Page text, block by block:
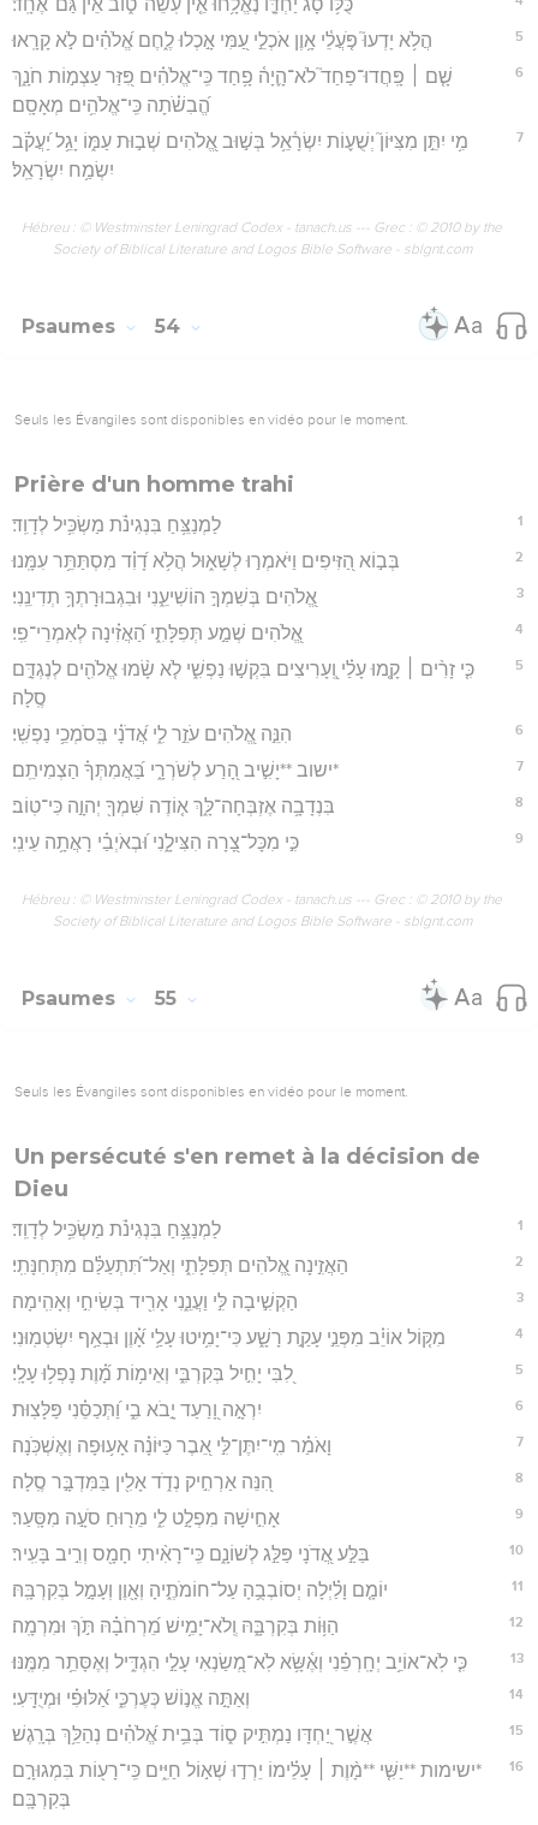
כֻּלּ֥וֹ סָג֮ יַחְדָּ֪ו נֶ֫אֱלָ֥חוּ אֵ֤ין עֹֽשֵׂה־ט֑וֹב אֵ֝֗ין גַּם־אֶחָֽד׃
5 הֲלֹ֥א יָדְעוּ֮ פֹּ֤עֲלֵ֫י אָ֥וֶן אֹכְלֵ֣י עַ֭מִּי אָ֣כְלוּ לֶ֑חֶם אֱ֝לֹהִ֗ים לֹ֣א קָרָֽאוּ׃
6
שָׁ֤ם ׀ פָּֽחֲדוּ־פַחַד֮ לֹא־הָ֪יָה֫ פָ֥חַד כִּֽי־אֱלֹהִ֗ים פִּ֭זַּר עַצְמ֣וֹת חֹנָ֑ךְ
הֱ֝בִשֹׁ֗תָה כִּֽי־אֱלֹהִ֥ים מְאָסָֽם׃
7
מִ֥י יִתֵּ֣ן מִצִּיּוֹן֮ יְשֻׁע֪וֹת יִשְׂרָ֫אֵ֥ל בְּשׁ֣וּב אֱ֭לֹהִים שְׁב֣וּת עַמּ֑וֹ יָגֵ֥ל יַ֝עֲקֹ֗ב
יִשְׂמַ֥ח יִשְׂרָאֵֽל׃
Hébreu : © Westminster Leningrad Codex - tanach.us --- Grec : © 2010 by the
Society of Biblical Literature and Logos Bible Software - sblgnt.com
Psaumes 54
Seuls les Évangiles sont disponibles en vidéo pour le moment.
Prière d'un homme trahi
1 לַמְנַצֵּ֥חַ בִּנְגִינֹ֗ת מַשְׂכִּ֥יל לְדָוִֽד׃
2 בְּב֣וֹא הַ֭זִּיפִים וַיֹּאמְר֣וּ לְשָׁא֑וּל הֲלֹ֥א דָ֝וִ֗ד מִסְתַּתֵּ֥ר עִמָּֽנוּ׃
3 אֱ֭לֹהִים בְּשִׁמְךָ֣ הוֹשִׁיעֵ֑נִי וּבִגְבוּרָתְךָ֥ תְדִינֵֽנִי׃
4 אֱ֭לֹהִים שְׁמַ֣ע תְּפִלָּתִ֑י הַ֝אֲזִ֗ינָה לְאִמְרֵי־פִֽי׃
5
כִּ֤י זָרִ֨ים ׀ קָ֤מוּ עָלַ֗י וְֽ֭עָרִיצִים בִּקְשׁ֣וּ נַפְשִׁ֑י לֹ֤א שָׂ֨מוּ אֱלֹהִ֖ים לְנֶגְדָּ֣ם
סֶֽלָה׃
6 הִנֵּ֣ה אֱ֭לֹהִים עֹזֵ֣ר לִ֑י אֲ֝דֹנָ֗י בְּֽסֹמְכֵ֥י נַפְשִֽׁי׃
7 *ישוב **יָשִׁ֣יב הָ֭רַע לְשֹׁרְרָ֑י בַּ֝אֲמִתְּךָ֗ הַצְמִיתֵֽם׃
8 בִּנְדָבָ֥ה אֶזְבְּחָה־לָּ֑ךְ א֤וֹדֶה שִּׁמְךָ֖ יְהוָ֣ה כִּי־טֽוֹב׃
9 כִּ֣י מִכָּל־צָ֭רָה הִצִּילָ֑נִי וּ֝בְאֹיְבַ֗י רָאֲתָ֥ה עֵינִֽי׃
Hébreu : © Westminster Leningrad Codex - tanach.us --- Grec : © 2010 by the
Society of Biblical Literature and Logos Bible Software - sblgnt.com
Psaumes 55
Seuls les Évangiles sont disponibles en vidéo pour le moment.
Un persécuté s'en remet à la décision de
Dieu
1 לַמְנַצֵּ֥חַ בִּנְגִינֹ֗ת מַשְׂכִּ֥יל לְדָוִֽד׃
2 הַאֲזִ֣ינָה אֱ֭לֹהִים תְּפִלָּתִ֑י וְאַל־תִּ֝תְעַלַּ֗ם מִתְּחִנָּתִֽי׃
3 הַקְשִׁ֣יבָה לִּ֣י וַעֲנֵ֑נִי אָרִ֖יד בְּשִׂיחִ֣י וְאָהִֽימָה׃
4 מִקּ֤וֹל אוֹיֵ֗ב מִפְּנֵ֣י עָקַ֣ת רָשָׁ֑ע כִּי־יָמִ֥יטוּ עָלַ֥י אָ֝֗וֶן וּבְאַ֥ף יִשְׂטְמֽוּנִי׃
5 לִ֭בִּי יָחִ֣יל בְּקִרְבִּ֑י וְאֵימ֥וֹת מָ֝֗וֶת נָפְל֥וּ עָלָֽי׃
6 יִרְאָ֣ה וָ֭רַעַד יָ֣בֹא בִ֑י וַ֝תְּכַסֵּ֗נִי פַּלָּצֽוּת׃
7 וָאֹמַ֗ר מִֽי־יִתֶּן־לִּ֣י אֵ֭בֶר כַּיּוֹנָ֗ה אָע֥וּפָה וְאֶשְׁכֹּֽנָה׃
8 הִ֭נֵּה אַרְחִ֣יק נְדֹ֑ד אָלִ֖ין בַּמִּדְבָּ֣ר סֶֽלָה׃
9 אָחִ֣ישָׁה מִפְלָ֣ט לִ֑י מֵר֖וּחַ סֹעָ֣ה מִסָּֽעַר׃
10 בַּלַּ֣ע אֲ֭דֹנָי פַּלַּ֣ג לְשׁוֹנָ֑ם כִּֽי־רָאִ֨יתִי חָמָ֖ס וְרִ֣יב בָּעִֽיר׃
11 יוֹמָ֤ם וָלַ֗יְלָה יְסוֹבְבֻ֥הָ עַל־חוֹמֹתֶ֑יהָ וְאָ֖וֶן וְעָמָ֣ל בְּקִרְבָּֽהּ׃
12 הַוּ֥וֹת בְּקִרְבָּ֑הּ וְֽלֹא־יָמִ֥ישׁ מֵ֝רְחֹבָ֗הּ תֹּ֣ךְ וּמִרְמָֽה׃
13 כִּ֤י לֹֽא־אוֹיֵ֥ב יְחָֽרְפֵ֗נִי וְאֶ֫שָּׂ֥א לֹֽא־מְ֭שַׂנְאִי עָלַ֣י הִגְדִּ֑יל וְאֶסָּתֵ֥ר מִמֶּֽנּוּ׃
14 וְאַתָּ֣ה אֱנ֣וֹשׁ כְּעֶרְכִּ֑י אַ֝לּוּפִ֗י וּמְיֻדָּֽעִי׃
15 אֲשֶׁ֣ר יַ֭חְדָּו נַמְתִּ֣יק ס֑וֹד בְּבֵ֥ית אֱ֝לֹהִ֗ים נְהַלֵּ֥ךְ בְּרָֽגֶשׁ׃
16
*ישימות **יַשִּׁ֤י **מָ֨וֶת ׀ עָלֵ֗ימוֹ יֵרְד֣וּ שְׁא֣וֹל חַיִּ֑ים כִּֽי־רָע֖וֹת בִּמְגוּרָ֣ם
בְּקִרְבָּֽם׃